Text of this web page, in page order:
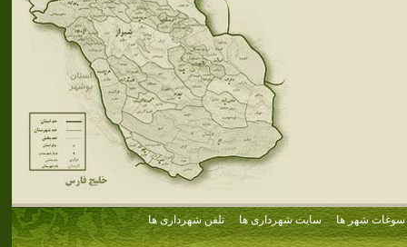
سوغات شهر ها سایت شهرداری ها تلفن شهرداری ها